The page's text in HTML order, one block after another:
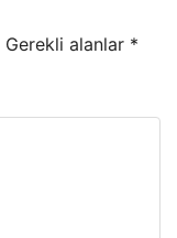
Gerekli alanlar *